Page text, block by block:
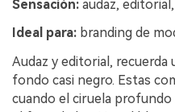
Sensación: audaz,
Ideal para: branding de
Audaz y editorial, recuerda
fondo casi negro. Estas
cuando el ciruela